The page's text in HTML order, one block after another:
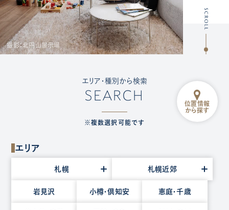
撮影：岩見沢工場
エリア・種別から検索
SEARCH
※複数選択可能です
位置情報
から探す
エリア
札幌 札幌近郊
岩見沢 小樽・倶知安 恵庭・千歳